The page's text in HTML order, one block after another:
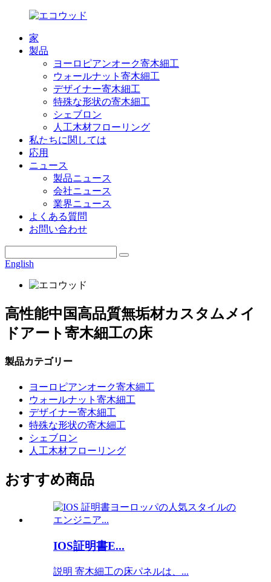
家
製品
ヨーロピアンオーク寄木細工
ウォールナット寄木細工
デザイナー寄木細工
特殊な形状の寄木細工
シェブロン
人工木材フローリング
私たちに関しては
応用
ニュース
製品ニュース
会社ニュース
業界ニュース
よくある質問
お問い合わせ
English
高性能中国高品質無垢材カスタムメイ
ドアート寄木細工の床
製品カテゴリー
ヨーロピアンオーク寄木細工
ウォールナット寄木細工
デザイナー寄木細工
特殊な形状の寄木細工
シェブロン
人工木材フローリング
おすすめ商品
IOS証明書E...
説明 寄木細工の床パネルは、...